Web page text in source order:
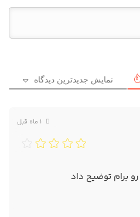
نمایش جدیدترین دیدگاه
برام توضیح داد